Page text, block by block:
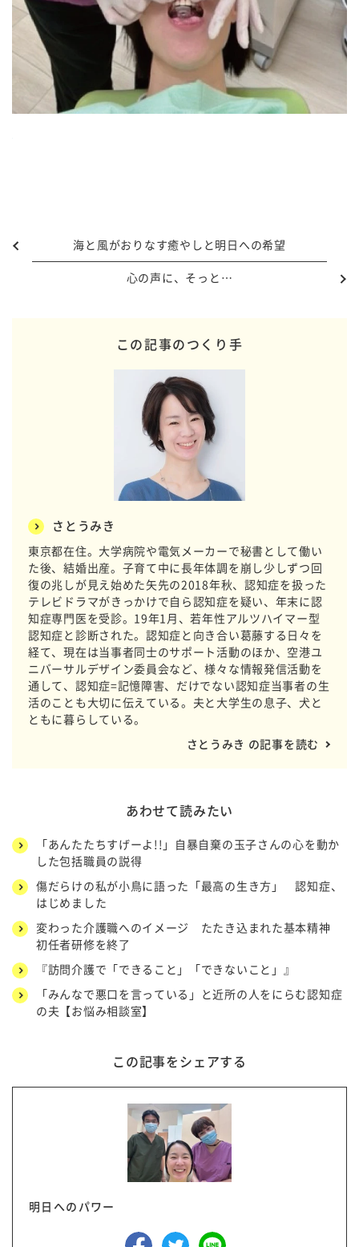
海と風がおりなす癒やしと明日への希望
心の声に、そっと…
この記事のつくり手
さとうみき
東京都在住。大学病院や電気メーカーで秘書として働い
た後、結婚出産。子育て中に長年体調を崩し少しずつ回
復の兆しが見え始めた矢先の2018年秋、認知症を扱った
テレビドラマがきっかけで自ら認知症を疑い、年末に認
知症専門医を受診。19年1月、若年性アルツハイマー型
認知症と診断された。認知症と向き合い葛藤する日々を
経て、現在は当事者同士のサポート活動のほか、空港ユ
ニバーサルデザイン委員会など、様々な情報発信活動を
通して、認知症=記憶障害、だけでない認知症当事者の生
活のことも大切に伝えている。夫と大学生の息子、犬と
ともに暮らしている。
さとうみき の記事を読む
あわせて読みたい
「あんたたちすげーよ!!」自暴自棄の玉子さんの心を動か
した包括職員の説得
傷だらけの私が小鳥に語った「最高の生き方」 認知症、
はじめました
変わった介護職へのイメージ たたき込まれた基本精神
初任者研修を終了
『訪問介護で「できること」「できないこと」』
「みんなで悪口を言っている」と近所の人をにらむ認知症
の夫【お悩み相談室】
この記事をシェアする
明日へのパワー